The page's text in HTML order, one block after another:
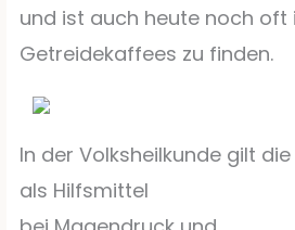
und ist auch heute noch oft
Getreidekaffees zu finden.
In der Volksheilkunde gilt
als Hilfsmittel